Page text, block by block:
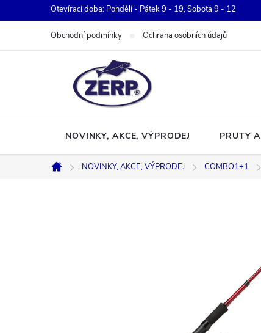
na
Otevírací doba: Pondělí - Pátek 9 - 19, Sobota 9 - 12
Obchodní podmínky Ochrana osobních údajů
NOVINKY, AKCE, VÝPRODEJ PRUTY
Domů
NOVINKY, AKCE, VÝPRODEJ COMBO1+1